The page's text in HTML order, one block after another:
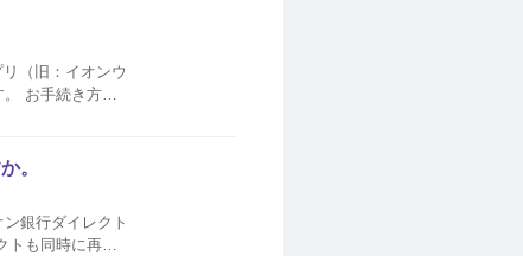
（旧：イオンウ
お手続き方法
。
銀行ダイレクト
トも同時に再発